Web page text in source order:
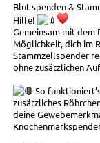
Blut spenden &
Hilfe!
Gemeinsam mit dem
Möglichkeit, dich im
Stammzellspender
ohne zusätzlichen
So
zusätzliches
deine